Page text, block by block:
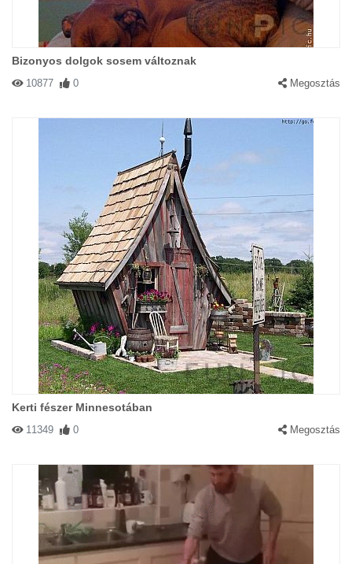
Bizonyos dolgok sosem változnak
10877 0 Megosztás
Kerti fészer Minnesotában
11349 0 Megosztás